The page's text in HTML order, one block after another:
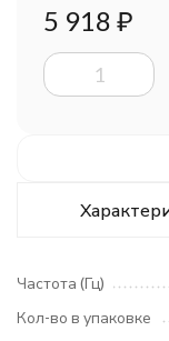
5 918 ₽
Частота (Гц)
Кол-во в упаковке